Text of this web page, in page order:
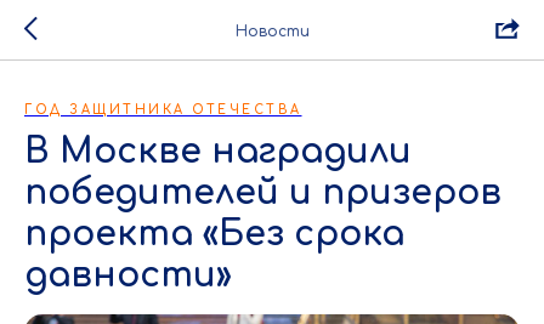
Новости
ГОД ЗАЩИТНИКА ОТЕЧЕСТВА
В Москве наградили
победителей и призеров
проекта «Без срока
давности»